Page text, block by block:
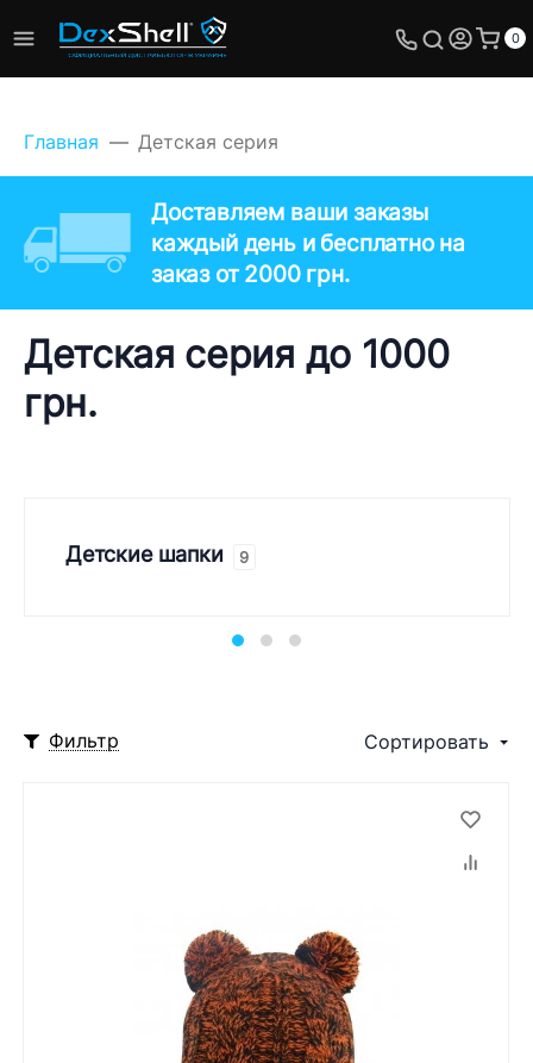
0
Главная Детская серия
Доставляем ваши заказы
каждый день и бесплатно на
заказ от 2000 грн.
Детская серия до 1000
грн.
Детские шапки 9
Фильтр Сортировать